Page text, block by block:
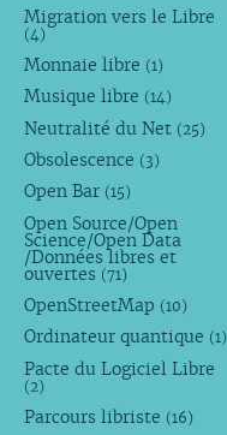
Migration vers le Libre
(4)
Monnaie libre (1)
Musique libre (14)
Neutralité du Net (25)
Obsolescence (3)
Open Bar (15)
Open Source/Open
Science/Open Data
/Données libres et
ouvertes (71)
OpenStreetMap (10)
Ordinateur quantique (1)
Pacte du Logiciel Libre
(2)
Parcours libriste (16)